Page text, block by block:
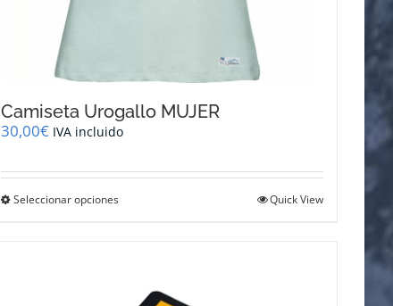
Camiseta Urogallo MUJER
30,00€ IVA incluido
Seleccionar opcionesEste
Quick View